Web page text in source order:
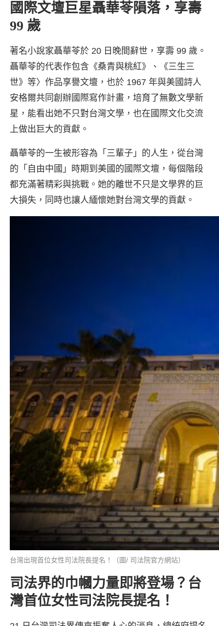
國際文壇巨星聶華苓隕落，享壽
99 歲
著名小說家聶華苓於 20 日晚間辭世，享壽 99 歲。
聶華苓的代表作包含《桑青與桃紅》、《三生三
世》等〉作品享譽文壇，也於 1967 年與美國詩人
安格爾共同創辦國際寫作計畫，培育了無數文學新
星，能看出她不只對台灣文學，也在國際文化交流
上做出巨大的貢獻。
聶華苓的一生被形容為「三輩子」的人生，從台灣
的「自由中國」時期到美國的國際文壇，每個階段
都充滿著精彩與挑戰。她的離世不只是文學界的巨
大損失，同時也讓人緬懷她對台灣文學的貢獻。
台灣出現首位女性司法院長提名！（圖/ 司法院官方網站）
司法界的巾幗力量即將登場？台
灣首位女性司法院長提名！